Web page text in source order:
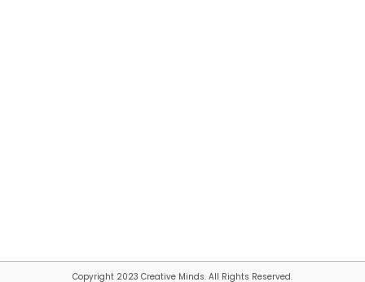
Copyright 2023 Creative Minds. All Rights Reserved.